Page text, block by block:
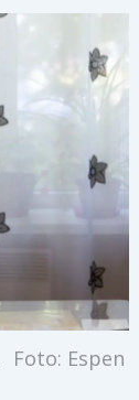
Foto: Espen